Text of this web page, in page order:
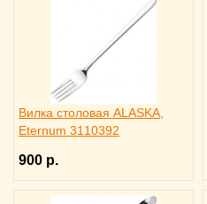
Вилка столовая ALASKA,
Eternum 3110392
900 р.